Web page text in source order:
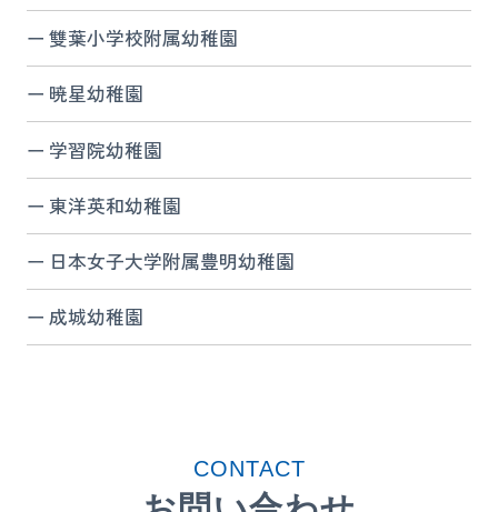
雙葉小学校附属幼稚園
暁星幼稚園
学習院幼稚園
東洋英和幼稚園
日本女子大学附属豊明幼稚園
成城幼稚園
CONTACT